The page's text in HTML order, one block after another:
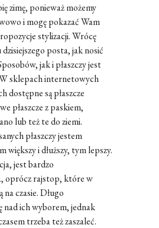
zimę, ponieważ możemy
i mogę pokazać Wam
stylizacji. Wrócę
posta, jak nosić
jak i płaszczy jest
sklepach internetowych
dostępne są płaszcze
płaszcze z paskiem,
lub też te do ziemi.
płaszczy jestem
większy i dłuższy, tym lepszy.
jest bardzo
oprócz rajstop, które w
na czasie. Długo
nad ich wyborem, jednak
trzeba też zaszaleć.